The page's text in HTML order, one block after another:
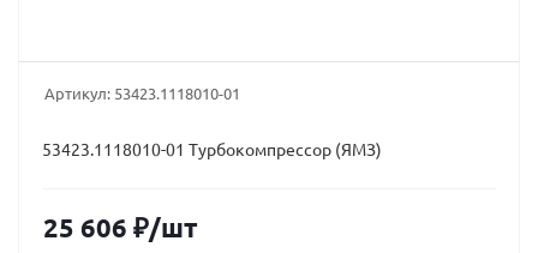
Артикул: 53423.1118010-01
53423.1118010-01 Турбокомпрессор (ЯМЗ)
25 606 ₽/шт